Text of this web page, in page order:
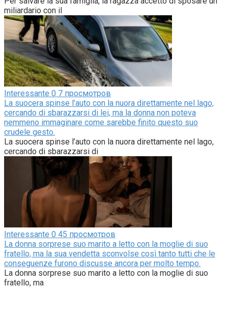
miliardario con il
Interessante 0 7 просмотров
La suocera spinse l’auto con la nuora direttamente nel lago,
cercando di sbarazzarsi di lei, ma la donna non poteva
nemmeno immaginare come sarebbe finito questo suo
crudele gesto.
La suocera spinse l’auto con la nuora direttamente nel lago,
cercando di sbarazzarsi di
Interessante 0 45 просмотров
La donna sorprese suo marito a letto con la moglie di suo
fratello, ma la sua vendetta sconvolse così tanto tutti che le
conseguenze furono discusse ancora per molto tempo.
La donna sorprese suo marito a letto con la moglie di suo
fratello, ma